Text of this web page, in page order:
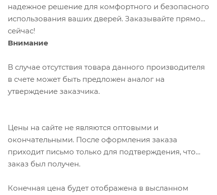
надежное решение для комфортного и безопасного
использования ваших дверей. Заказывайте прямо
сейчас!
Внимание
В случае отсутствия товара данного производителя
в счете может быть предложен аналог на
утверждение заказчика.
Цены на сайте не являются оптовыми и
окончательными. После оформления заказа
приходит письмо только для подтверждения, что
заказ был получен.
Конечная цена будет отображена в высланном